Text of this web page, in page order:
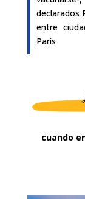
declarados
entre
París
cuando